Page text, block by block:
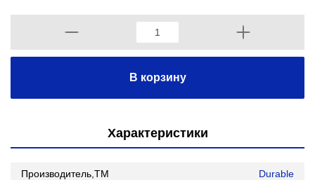
В корзину
Характеристики
Производитель,ТМ Durable